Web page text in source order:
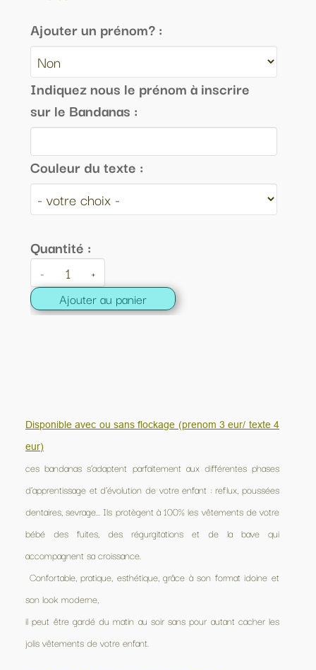
Ajouter un prénom? :
Indiquez nous le prénom à inscrire
sur le Bandanas :
Couleur du texte :
Quantité :
- +
Ajouter au panier
Disponible avec ou sans flockage (prenom 3 eur/ texte 4
eur)
ces bandanas s’adaptent parfaitement aux différentes phases
d’apprentissage et d’évolution de votre enfant : reflux, poussées
dentaires, sevrage... Ils protègent à 100% les vêtements de votre
bébé des fuites, des régurgitations et de la bave qui
accompagnent sa croissance.
Confortable, pratique, esthétique, grâce à son format idoine et
son look moderne,
il peut être gardé du matin au soir sans pour autant cacher les
jolis vêtements de votre enfant.